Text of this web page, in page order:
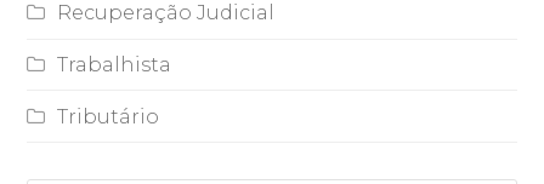
Recuperação Judicial
Trabalhista
Tributário